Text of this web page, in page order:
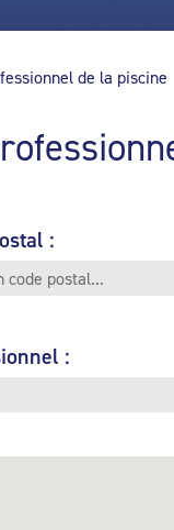
de la piscine
:
: